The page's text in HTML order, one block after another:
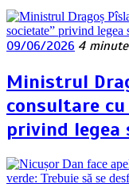
09/06/2026 4 minute
Ministrul
consultare
privind